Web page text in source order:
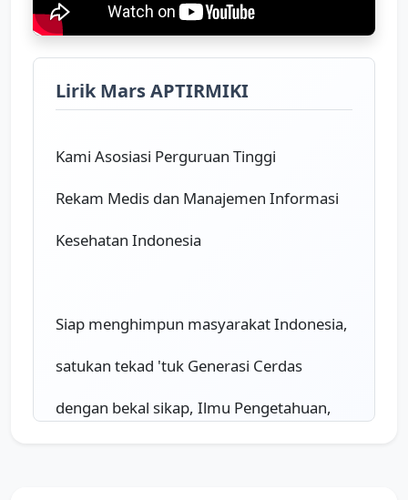
Lirik Mars APTIRMIKI
Kami Asosiasi Perguruan Tinggi
Rekam Medis dan Manajemen Informasi
Kesehatan Indonesia
Siap menghimpun masyarakat Indonesia,
satukan tekad 'tuk Generasi Cerdas
dengan bekal sikap, Ilmu Pengetahuan,
dan Keterampilan